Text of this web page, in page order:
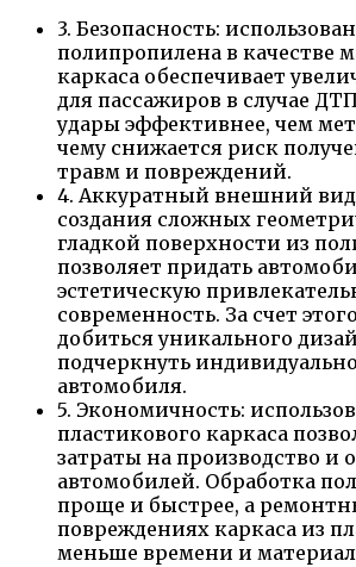
3. Безопасность:
полипропилена в качестве
каркаса обеспечивает
для пассажиров в случае
удары эффективнее, чем
чему снижается риск
травм и повреждений.
4. Аккуратный внешний
создания сложных
гладкой поверхности из
позволяет придать
эстетическую
современность. За счет
добиться уникального
подчеркнуть
автомобиля.
5. Экономичность:
пластикового каркаса
затраты на производство и
автомобилей. Обработка
проще и быстрее, а
повреждениях каркаса из
меньше времени и